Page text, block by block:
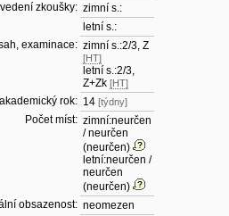
zkoušky: zimní s.:
letní s.:
examinace: zimní s.:2/3, Z
[HT]
letní s.:2/3,
Z+Zk [HT]
rok: 14 [týdny]
Počet míst: zimní:neurčen
/ neurčen
(neurčen)
letní:neurčen /
neurčen
(neurčen)
obsazenost: neomezen